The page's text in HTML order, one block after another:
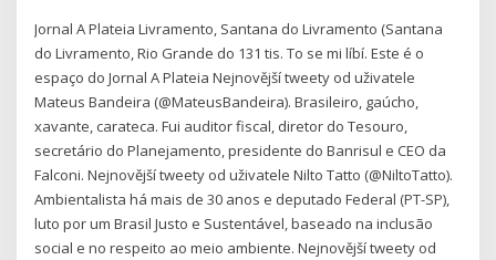
Jornal A Plateia Livramento, Santana do Livramento (Santana
do Livramento, Rio Grande do 131 tis. To se mi líbí. Este é o
espaço do Jornal A Plateia Nejnovější tweety od uživatele
Mateus Bandeira (@MateusBandeira). Brasileiro, gaúcho,
xavante, carateca. Fui auditor fiscal, diretor do Tesouro,
secretário do Planejamento, presidente do Banrisul e CEO da
Falconi. Nejnovější tweety od uživatele Nilto Tatto (@NiltoTatto).
Ambientalista há mais de 30 anos e deputado Federal (PT-SP),
luto por um Brasil Justo e Sustentável, baseado na inclusão
social e no respeito ao meio ambiente. Nejnovější tweety od